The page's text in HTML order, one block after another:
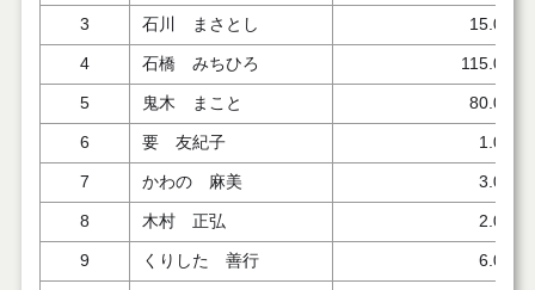
3 石川 まさとし 15.000
4 石橋 みちひろ 115.000
5 鬼木 まこと 80.000
6 要 友紀子 1.000
7 かわの 麻美 3.000
8 木村 正弘 2.076
9 くりした 善行 6.000